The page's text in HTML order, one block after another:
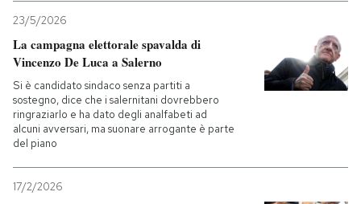
Economia
Sport
PODCAST
NEWSLETTER
23/5/2026
La campagna elettorale spavalda di
Vincenzo De Luca a Salerno
Si è candidato sindaco senza partiti a
sostegno, dice che i salernitani dovrebbero
ringraziarlo e ha dato degli analfabeti ad
alcuni avversari, ma suonare arrogante è parte
del piano
17/2/2026